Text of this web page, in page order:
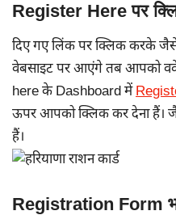
Register Here पर
दिए गए लिंक पर क्लिक करके
वेबसाइट पर आएंगे तब आपको
here के Dashboard में
ऊपर आपको क्लिक कर देना हैं।
हैं।
Registration Form